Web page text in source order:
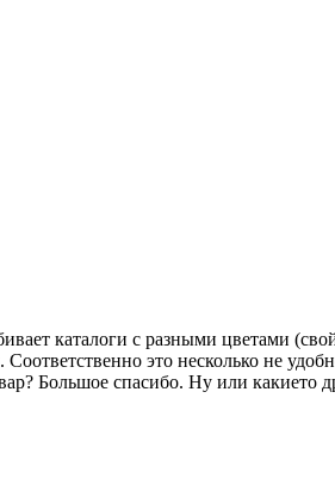
каталоги с разными цветами
это несколько не
Большое спасибо. Ну или какието